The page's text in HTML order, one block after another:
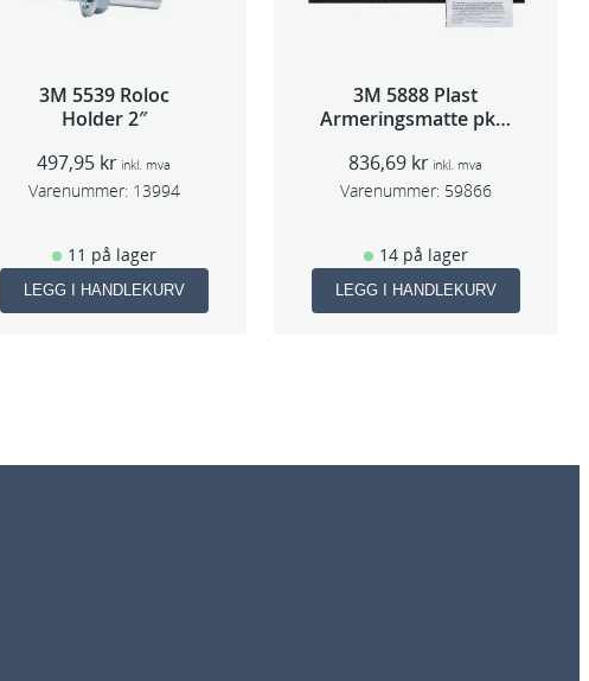
3M 5539 Roloc
Holder 2″
497,95 kr inkl. mva
Varenummer: 13994
11 på lager
LEGG I HANDLEKURV
3M 5888 Plast
Armeringsmatte pk à
836,69 kr inkl. mva
Varenummer: 59866
14 på lager
LEGG I HANDLEKURV